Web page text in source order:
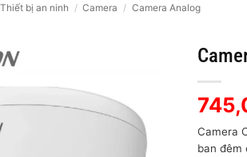
Thiết bị an ninh / Camera / Camera Analog
Camera
ban đêm